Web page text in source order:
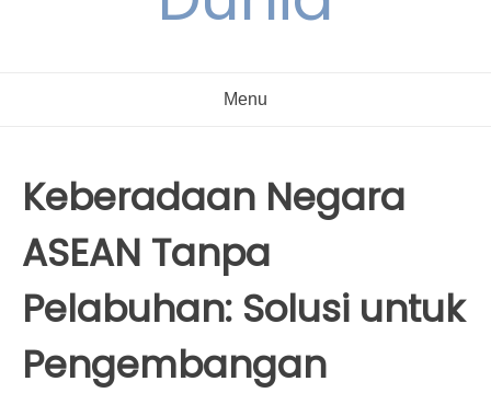
Menu
Keberadaan Negara
ASEAN Tanpa
Pelabuhan: Solusi untuk
Pengembangan